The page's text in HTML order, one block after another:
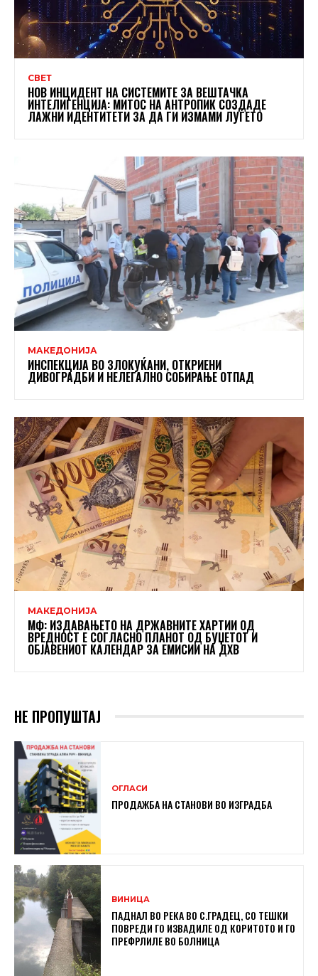
СВЕТ
НОВ ИНЦИДЕНТ НА СИСТЕМИТЕ ЗА ВЕШТАЧКА
ИНТЕЛИГЕНЦИЈА: МИТОС НА АНТРОПИК СОЗДАДЕ
ЛАЖНИ ИДЕНТИТЕТИ ЗА ДА ГИ ИЗМАМИ ЛУЃЕТО
МАКЕДОНИЈА
ИНСПЕКЦИЈА ВО ЗЛОКУЌАНИ, ОТКРИЕНИ
ДИВОГРАДБИ И НЕЛЕГАЛНО СОБИРАЊЕ ОТПАД
МАКЕДОНИЈА
МФ: ИЗДАВАЊЕТО НА ДРЖАВНИТЕ ХАРТИИ ОД
ВРЕДНОСТ Е СОГЛАСНО ПЛАНОТ ОД БУЏЕТОТ И
ОБЈАВЕНИОТ КАЛЕНДАР ЗА ЕМИСИИ НА ДХВ
НЕ ПРОПУШТАЈ
ОГЛАСИ
ПРОДАЖБА НА СТАНОВИ ВО ИЗГРАДБА
ВИНИЦА
ПАДНАЛ ВО РЕКА ВО С.ГРАДЕЦ, СО ТЕШКИ
ПОВРЕДИ ГО ИЗВАДИЛЕ ОД КОРИТОТО И ГО
ПРЕФРЛИЛЕ ВО БОЛНИЦА